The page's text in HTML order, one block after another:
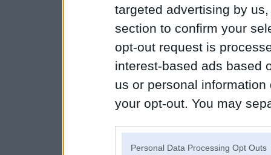
targeted advertising by
section to confirm your
opt-out request is
interest-based ads based
us or personal
your opt-out. You may
Personal Data Processing Opt Outs